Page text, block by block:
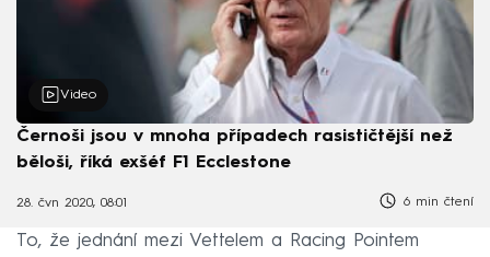
Video
Černoši jsou v mnoha případech rasističtější než
běloši, říká exšéf F1 Ecclestone
28. čvn 2020, 08:01 6 min čtení
To, že jednání mezi Vettelem a Racing Pointem